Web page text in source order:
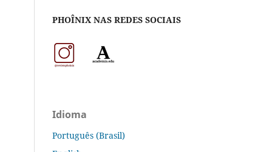
PHOÎNIX NAS REDES SOCIAIS
Idioma
Português (Brasil)